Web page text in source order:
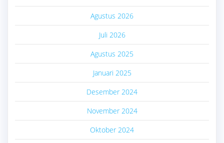
Agustus 2026
Juli 2026
Agustus 2025
Januari 2025
Desember 2024
November 2024
Oktober 2024